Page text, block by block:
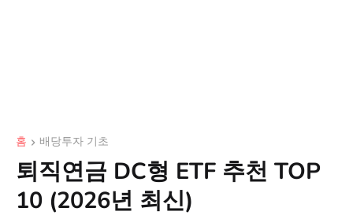
홈 배당투자 기초
퇴직연금 DC형 ETF 추천 TOP
10 (2026년 최신)